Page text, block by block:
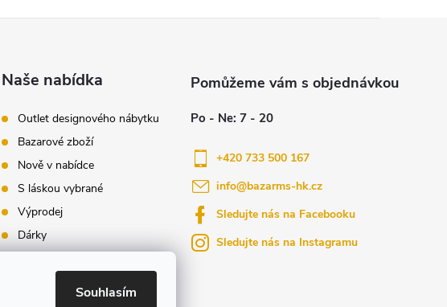
Souhlasím
Naše nabídka
Outlet designového nábytku
Bazarové zboží
Nově v nabídce
S láskou vybrané
Výprodej
Dárky
info@bazarms-hk.cz
+420 733 500 167
Sledujte nás na Facebooku
Sledujte nás na Instagramu